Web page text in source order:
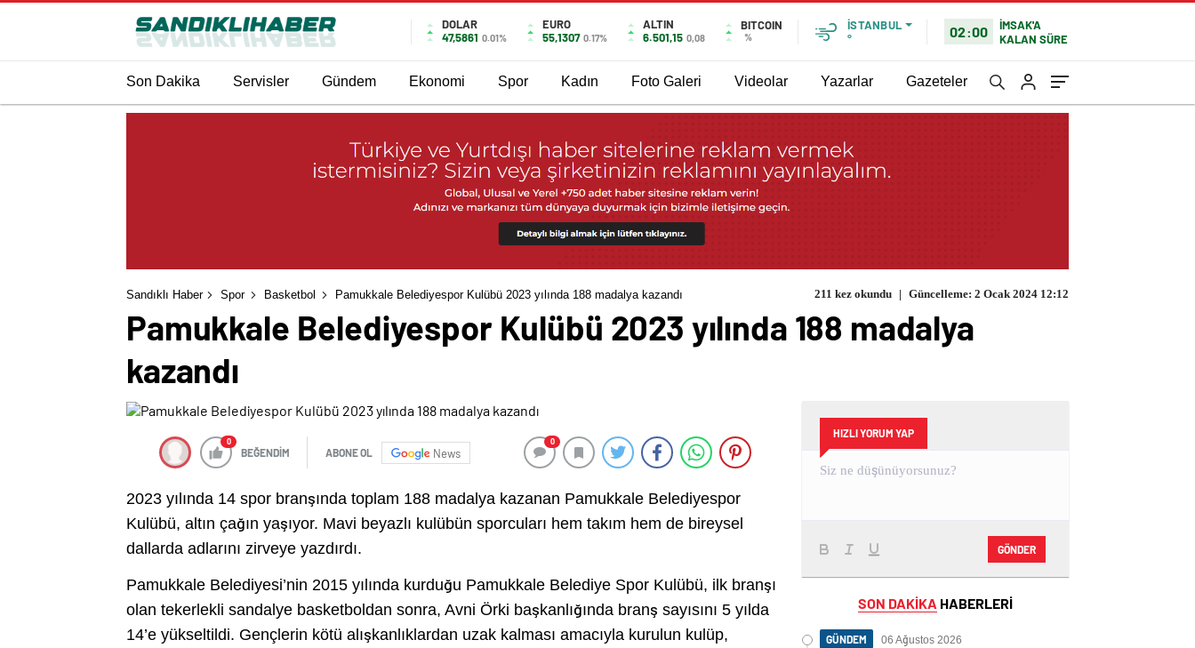
DOLAR
47,5861 0.01%
EURO
55,1307 0.17%
ALTIN
6.501,15 0,08
BITCOIN
%
İSTANBUL
°
02:00
İMSAK'A
KALAN SÜRE
Son Dakika Servisler Gündem Ekonomi Spor Kadın Foto Galeri Videolar Yazarlar Gazeteler
Sandıklı Haber Spor Basketbol Pamukkale Belediyespor Kulübü 2023 yılında 188 madalya kazandı 211 kez okundu | Güncelleme: 2 Ocak 2024 12:12
Pamukkale Belediyespor Kulübü 2023 yılında 188 madalya
kazandı
0
BEĞENDİM ABONE OL News
0
2023 yılında 14 spor branşında toplam 188 madalya kazanan Pamukkale Belediyespor
Kulübü, altın çağın yaşıyor. Mavi beyazlı kulübün sporcuları hem takım hem de bireysel
dallarda adlarını zirveye yazdırdı.
Pamukkale Belediyesi’nin 2015 yılında kurduğu Pamukkale Belediye Spor Kulübü, ilk branşı
olan tekerlekli sandalye basketboldan sonra, Avni Örki başkanlığında branş sayısını 5 yılda
14’e yükseltildi. Gençlerin kötü alışkanlıklardan uzak kalması amacıyla kurulun kulüp,
HIZLI YORUM YAP
GÖNDER
SON DAKİKA HABERLERİ
GÜNDEM 06 Ağustos 2026